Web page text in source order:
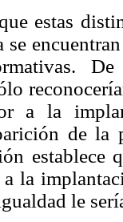
estas
se
a la
de la
establece
a la
le